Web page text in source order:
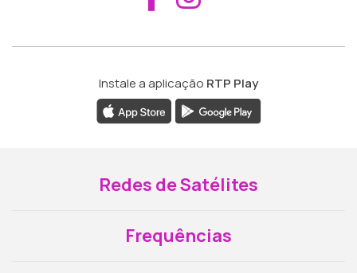
Instale a aplicação RTP Play
Redes de Satélites
Frequências